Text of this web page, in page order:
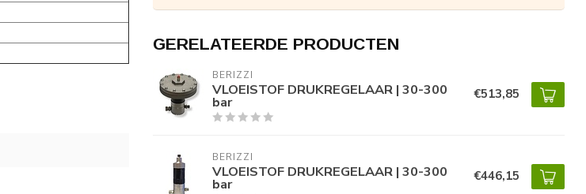
GERELATEERDE PRODUCTEN
BERIZZI
VLOEISTOF DRUKREGELAAR | 30-300
bar €513,85
BERIZZI
VLOEISTOF DRUKREGELAAR | 30-300
bar €446,15